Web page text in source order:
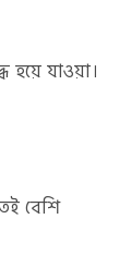
যাওয়া।
বেশি